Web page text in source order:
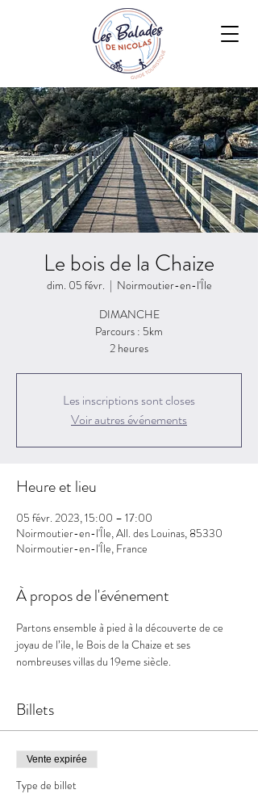
Le bois de la Chaize
dim. 05 févr.
  |
Noirmoutier-en-l'Île
DIMANCHE
Parcours : 5km
2 heures
Les inscriptions sont closes
Voir autres événements
Heure et lieu
05 févr. 2023, 15:00 – 17:00
Noirmoutier-en-l'Île, All. des Louinas, 85330
Noirmoutier-en-l'Île, France
À propos de l'événement
Partons ensemble à pied à la découverte de ce
joyau de l’ile, le Bois de la Chaize et ses
nombreuses villas du 19eme siècle.
Billets
Vente expirée
Type de billet